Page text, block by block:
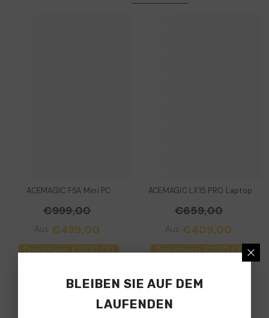
ACEMAGIC F5A Mini PC
€999,00
€499,00
Speichern €500,00
ACEMAGIC ‎LX15 PRO Laptop
€659,00
€409,00
Speichern €250,00
BLEIBEN SIE AUF DEM
LAUFENDEN